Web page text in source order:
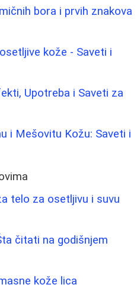
bora i prvih znakova
kože - Saveti i
Upotreba i Saveti za
i Mešovitu Kožu: Saveti i
telo za osetljivu i suvu
čitati na godišnjem
kože lica